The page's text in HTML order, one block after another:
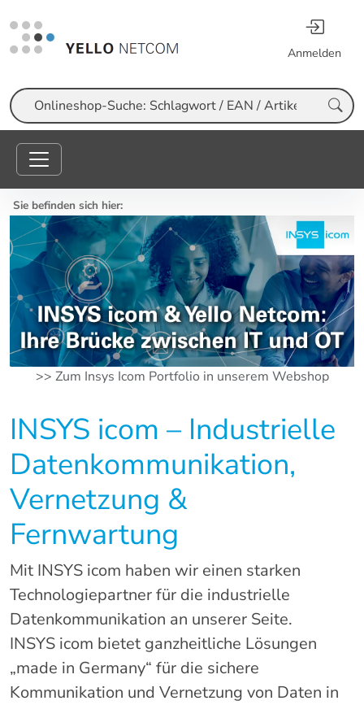
Anmelden
Suche
Sie befinden sich hier:
>> Zum Insys Icom Portfolio in unserem Webshop
INSYS icom – Industrielle
Datenkommunikation,
Vernetzung &
Fernwartung
Mit INSYS icom haben wir einen starken
Technologiepartner für die industrielle
Datenkommunikation an unserer Seite.
INSYS icom bietet ganzheitliche Lösungen
„made in Germany“ für die sichere
Kommunikation und Vernetzung von Daten in